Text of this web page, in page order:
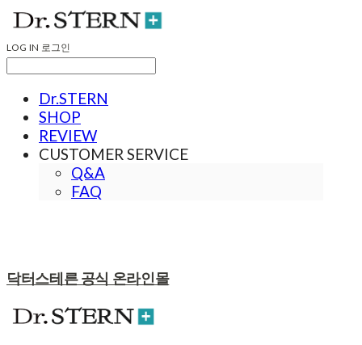
LOG IN 로그인
Dr.STERN
SHOP
REVIEW
CUSTOMER SERVICE
Q&A
FAQ
닥터스테른 공식 온라인몰